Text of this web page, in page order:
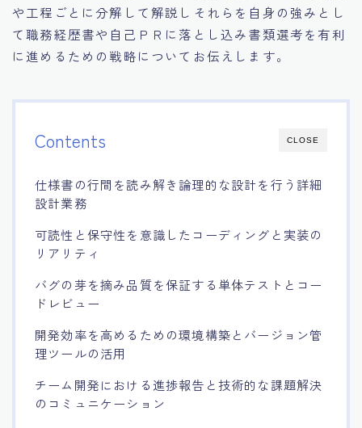
や工程ごとに分解して解説しそれらを自身の強みとし
て職務経歴書や自己ＰＲに落とし込み書類選考を有利
に進めるための戦略についてお伝えします。
CLOSE
Contents
仕様書の行間を読み解き論理的な設計を行う詳細
設計業務
可読性と保守性を意識したコーディングと実装の
リアリティ
バグの芽を摘み品質を保証する単体テストとコー
ドレビュー
開発効率を高めるための環境構築とバージョン管
理ツールの活用
チーム開発における進捗報告と技術的な課題解決
のコミュニケーション